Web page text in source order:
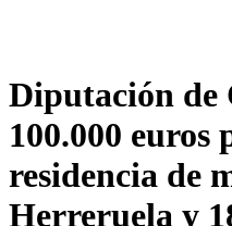
Diputación de
100.000
residencia de
Herreruela y